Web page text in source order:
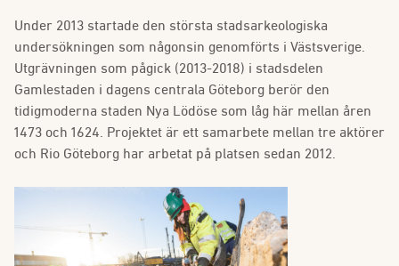
Under 2013 startade den största stadsarkeologiska
undersökningen som någonsin genomförts i Västsverige.
Utgrävningen som pågick (2013-2018) i stadsdelen
Gamlestaden i dagens centrala Göteborg berör den
tidigmoderna staden Nya Lödöse som låg här mellan åren
1473 och 1624. Projektet är ett samarbete mellan tre aktörer
och Rio Göteborg har arbetat på platsen sedan 2012.